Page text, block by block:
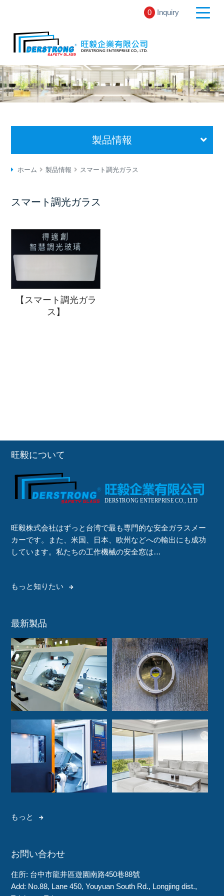
0 Inquiry
製品情報
ホーム 製品情報 スマート調光ガラス
スマート調光ガラス
【スマート調光ガラ
ス】
旺毅について
旺毅株式会社はずっと台湾で最も専門的な安全ガラスメー
カーです。また、米国、日本、欧州などへの輸出にも成功
しています。私たちの工作機械の安全窓は…
もっと知りたい
最新製品
もっと
お問い合わせ
住所: 台中市龍井區遊園南路450巷88號
Add: No.88, Lane 450, Youyuan South Rd., Longjing dist.,